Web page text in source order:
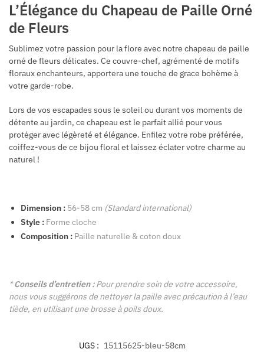
L’Élégance du Chapeau de Paille Orné
de Fleurs
Sublimez votre passion pour la flore avec notre chapeau de paille
orné de fleurs délicates. Ce couvre-chef, agrémenté de motifs
floraux enchanteurs, apportera une touche de grace bohème à
votre garde-robe.
Lors de vos escapades sous le soleil ou durant vos moments de
détente au jardin, ce chapeau est le parfait allié pour vous
protéger avec légèreté et élégance. Enfilez votre robe préférée,
coiffez-vous de ce bijou floral et laissez éclater votre charme au
naturel !
Dimension : 56-58 cm (Standard international)
Style : Forme cloche
Composition : Paille naturelle & coton doux
*Conseils d’entretien :Pour prendre soin de votre accessoire,
nous vous suggérons de nettoyer la paille avec précaution à l’eau
tiède, en utilisant une brosse à poils doux.
UGS : 15115625-bleu-58cm